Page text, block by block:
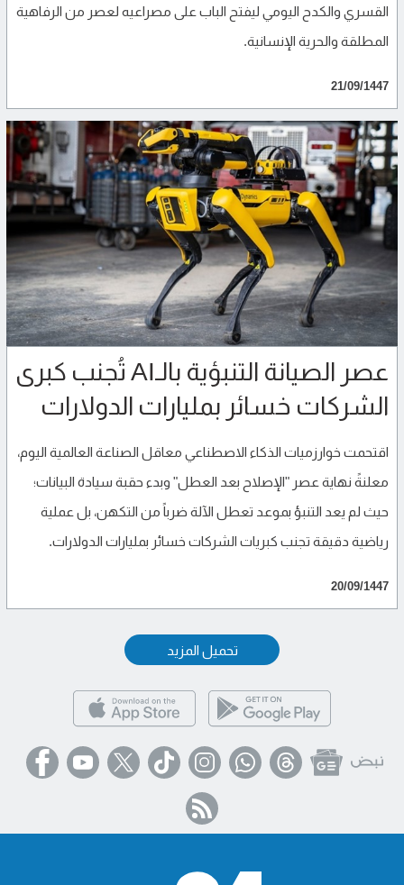
القسري والكدح اليومي ليفتح الباب على مصراعيه لعصر من الرفاهية
المطلقة والحرية الإنسانية.
21/09/1447
عصر الصيانة التنبؤية بالـAI تُجنب كبرى
الشركات خسائر بمليارات الدولارات
اقتحمت خوارزميات الذكاء الاصطناعي معاقل الصناعة العالمية اليوم،
معلنةً نهاية عصر "الإصلاح بعد العطل" وبدء حقبة سيادة البيانات؛
حيث لم يعد التنبؤ بموعد تعطل الآلة ضرباً من التكهن، بل عملية
رياضية دقيقة تجنب كبريات الشركات خسائر بمليارات الدولارات.
20/09/1447
تحميل المزيد